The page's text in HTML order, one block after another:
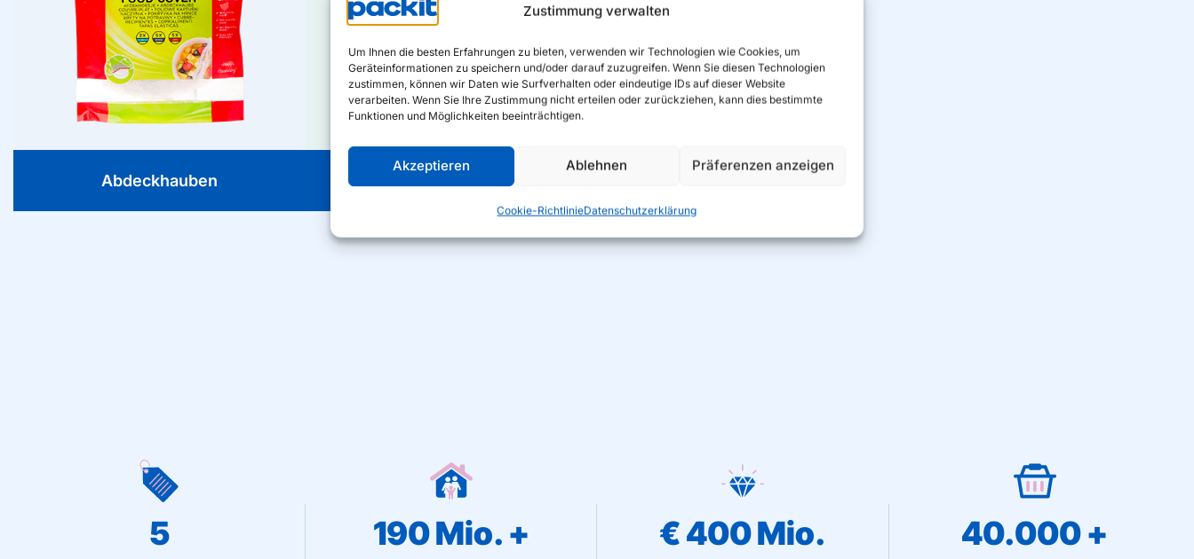
Zustimmung verwalten
Um Ihnen die besten Erfahrungen zu bieten, verwenden wir Technologien wie Cookies, um
Geräteinformationen zu speichern und/oder darauf zuzugreifen. Wenn Sie diesen Technologien
zustimmen, können wir Daten wie Surfverhalten oder eindeutige IDs auf dieser Website
verarbeiten. Wenn Sie Ihre Zustimmung nicht erteilen oder zurückziehen, kann dies bestimmte
Funktionen und Möglichkeiten beeinträchtigen.
Akzeptieren Ablehnen Präferenzen anzeigen
Cookie-RichtlinieDatenschutzerklärung
Abdeckhauben
Abdeckhauben
Wiederverwendbare Hüllen mit
Gummizug, passen einfach über Schalen
und Teller. Ideal für den Kühlschrank.
Halten Sie Lebensmittel länger frisch mit
Vakuumfolie. Luftdicht,
geschmacksneutral und perfekt zum
Aufbewahren, Portionieren und Sous-
vide-Kochen.
5 190 Mio. + € 400 Mio. 40.000 +